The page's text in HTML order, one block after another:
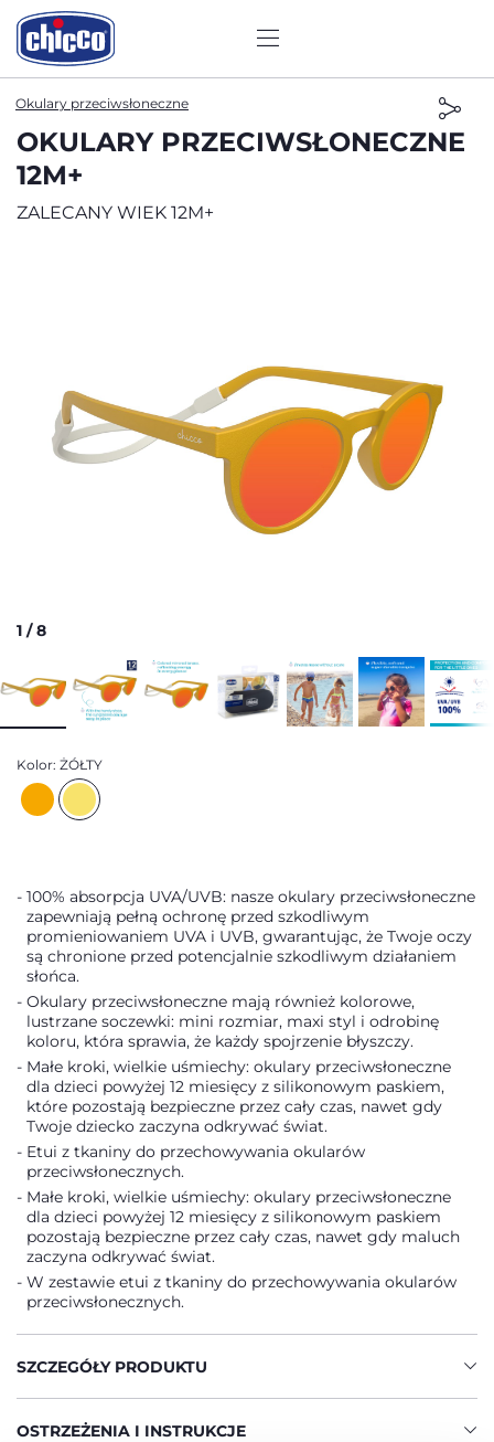
Okulary przeciwsłoneczne
OKULARY PRZECIWSŁONECZNE
12M+
ZALECANY WIEK 12M+
1 /8
Kolor: ŻÓŁTY
100% absorpcja UVA/UVB: nasze okulary przeciwsłoneczne
zapewniają pełną ochronę przed szkodliwym
promieniowaniem UVA i UVB, gwarantując, że Twoje oczy
są chronione przed potencjalnie szkodliwym działaniem
słońca.
Okulary przeciwsłoneczne mają również kolorowe,
lustrzane soczewki: mini rozmiar, maxi styl i odrobinę
koloru, która sprawia, że każdy spojrzenie błyszczy.
Małe kroki, wielkie uśmiechy: okulary przeciwsłoneczne
dla dzieci powyżej 12 miesięcy z silikonowym paskiem,
które pozostają bezpieczne przez cały czas, nawet gdy
Twoje dziecko zaczyna odkrywać świat.
Etui z tkaniny do przechowywania okularów
przeciwsłonecznych.
Małe kroki, wielkie uśmiechy: okulary przeciwsłoneczne
dla dzieci powyżej 12 miesięcy z silikonowym paskiem
pozostają bezpieczne przez cały czas, nawet gdy maluch
zaczyna odkrywać świat.
W zestawie etui z tkaniny do przechowywania okularów
przeciwsłonecznych.
SZCZEGÓŁY PRODUKTU
OSTRZEŻENIA I INSTRUKCJE